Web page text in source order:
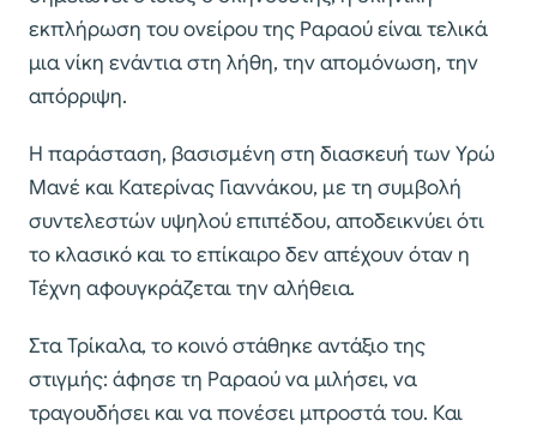
εκπλήρωση του ονείρου της Ραραού είναι τελικά
μια νίκη ενάντια στη λήθη, την απομόνωση, την
απόρριψη.
Η παράσταση, βασισμένη στη διασκευή των Υρώ
Μανέ και Κατερίνας Γιαννάκου, με τη συμβολή
συντελεστών υψηλού επιπέδου, αποδεικνύει ότι
το κλασικό και το επίκαιρο δεν απέχουν όταν η
Τέχνη αφουγκράζεται την αλήθεια.
Στα Τρίκαλα, το κοινό στάθηκε αντάξιο της
στιγμής: άφησε τη Ραραού να μιλήσει, να
τραγουδήσει και να πονέσει μπροστά του. Και